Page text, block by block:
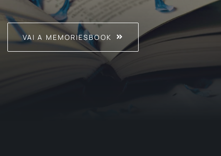
VAI A MEMORIESBOOK